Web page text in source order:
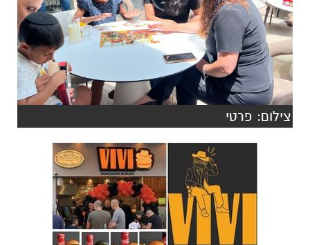
צילום: פרטי
הצטרפו לקבוצת החדשות השקטה של רמת גן נט ב-